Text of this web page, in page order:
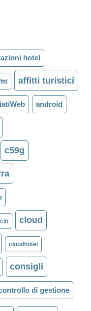
hotel
affitti turistici
android
c59g
cin cloud
cloudhotel
consigli
di gestione